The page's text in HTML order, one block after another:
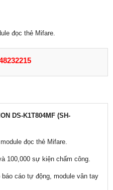
đọc thẻ Mifare.
DS-K1T804MF (SH-
đọc thẻ Mifare.
100,000 sự kiện chấm công.
cáo tự động, module vân tay